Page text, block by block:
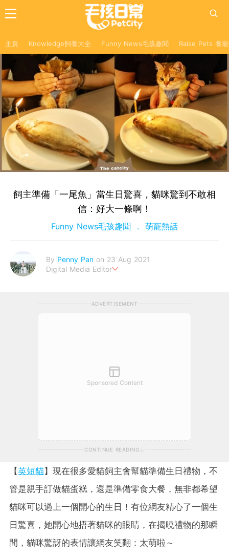
主頁 Knowledge飼養大全 Funny News毛孩趣聞 Raise Pets 養
飼主準備「一尾魚」當生日驚喜，貓咪驚到不敢相
信：好大一條啊！
Funny News毛孩趣聞 萌寵熱話
By Penny Pan on 23 Aug 2021
Digital Media Editor
ADVERTISEMENT
Sponsored Content
CONTINUE READING
【英短貓】現在很多愛貓飼主會幫貓準備生日禮物，不
管是親手訂做貓蛋糕，還是準備零食大餐，無非都希望
貓咪可以過上一個開心的生日！有位網友精心了一個生
日驚喜，她開心地捂著貓咪的眼睛，在揭曉禮物的那瞬
間，貓咪驚訝的表情讓網友笑翻：太萌啦～